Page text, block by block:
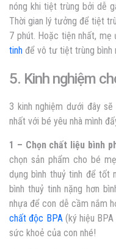
nóng khi tiệt trùng bởi dễ
Thời gian lý tưởng để tiệt
7 phút. Hoặc tiện nhất, mẹ
tinh để vô tư tiệt trùng bình
5. Kinh nghiệm
3 kinh nghiệm dưới đây
nhất với bé yêu nhà mình
1 – Chọn chất liệu bình
chọn sản phẩm cho bé
dụng bình thuỷ tinh để tốt
bình thuỷ tinh nặng hơn
nhựa để con dễ cầm nắm
chất độc BPA (ký hiệu
sức khoẻ của con nhé!